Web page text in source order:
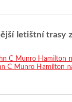
letištní trasy
C Munro Hamilton
C Munro Hamilton